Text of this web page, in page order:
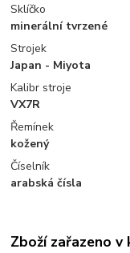
Sklíčko
minerální tvrzené
Strojek
Japan - Miyota
Kalibr stroje
VX7R
Řemínek
kožený
Číselník
arabská čísla
Zboží zařazeno v